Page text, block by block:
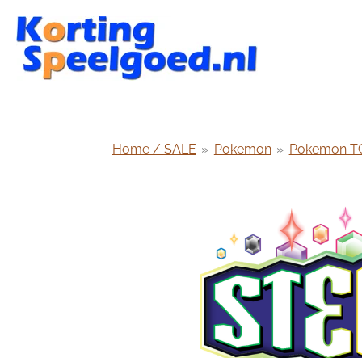
Ga
direct
naar
Home / SALE » Pokemon » Pokemon